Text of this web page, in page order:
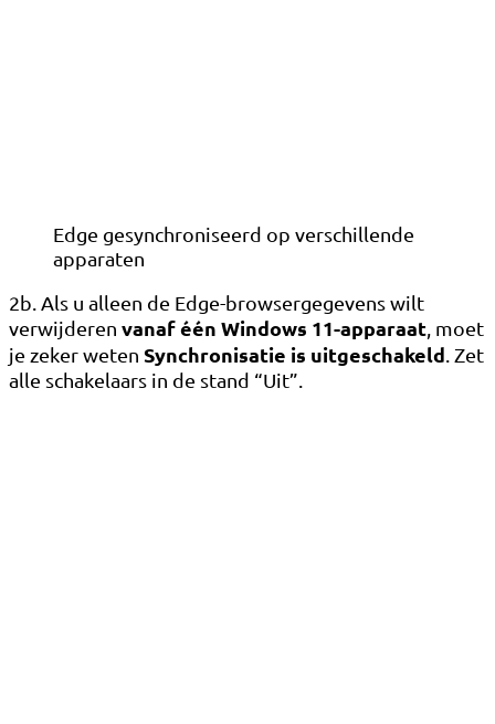
Edge gesynchroniseerd op verschillende
apparaten
2b. Als u alleen de Edge-browsergegevens wilt
verwijderen vanaf één Windows 11-apparaat, moet
je zeker weten Synchronisatie is uitgeschakeld. Zet
alle schakelaars in de stand “Uit”.